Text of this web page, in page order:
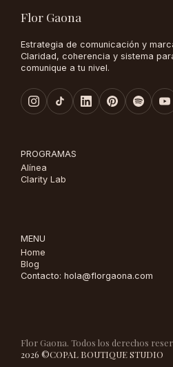
Flor Gaona
Estrategia de comunicación y
Claridad, coherencia y sistema
comunique a tu nivel.
PROGRAMAS
Alínea
Clarity Lab
MENU
Home
Blog
Contacto: hola@florgaona.com
Flor Gaona. Todos los derechos
2026 ©COPAL BOUTIQUE STUDIO